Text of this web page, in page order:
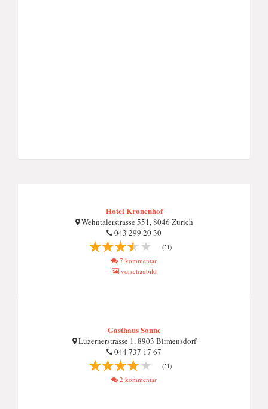
Hotel Kronenhof
Wehntalerstrasse 551, 8046 Zurich
043 299 20 30
(21)
7 kommentar
vorschaubild
Gasthaus Sonne
Luzernerstrasse 1, 8903 Birmensdorf
044 737 17 67
(21)
2 kommentar